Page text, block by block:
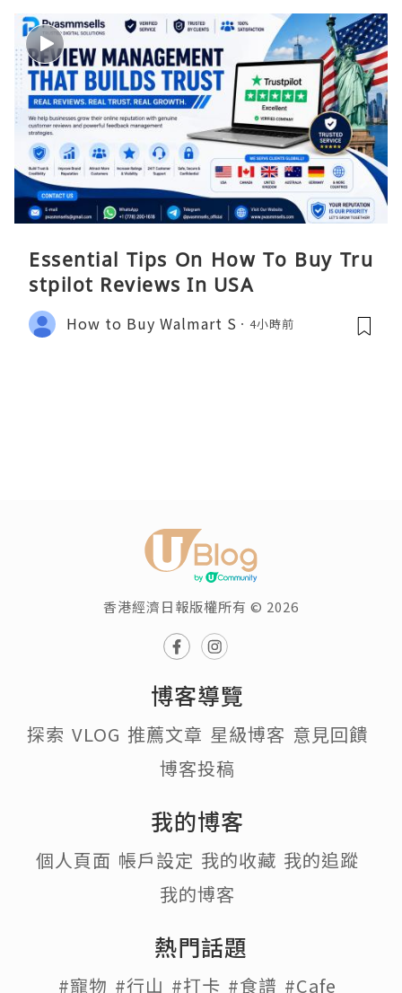
Essential Tips On How To Buy Tru
stpilot Reviews In USA
How to Buy Walmart S 4小時前
香港經濟日報版權所有 © 2026
博客導覽
探索 VLOG 推薦文章 星級博客 意見回饋
博客投稿
我的博客
個人頁面 帳戶設定 我的收藏 我的追蹤
我的博客
熱門話題
#寵物 #行山 #打卡 #食譜 #Cafe